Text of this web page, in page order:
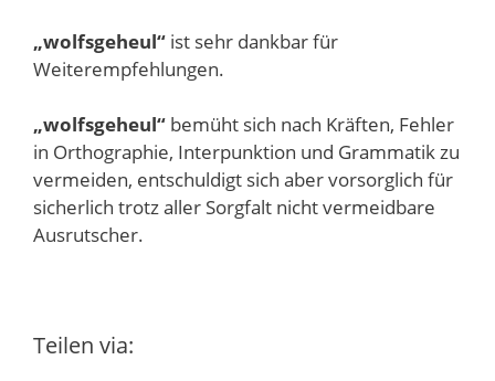
„wolfsgeheul“ ist sehr dankbar für
Weiterempfehlungen.
„wolfsgeheul“ bemüht sich nach Kräften, Fehler
in Orthographie, Interpunktion und Grammatik zu
vermeiden, entschuldigt sich aber vorsorglich für
sicherlich trotz aller Sorgfalt nicht vermeidbare
Ausrutscher.
Teilen via: